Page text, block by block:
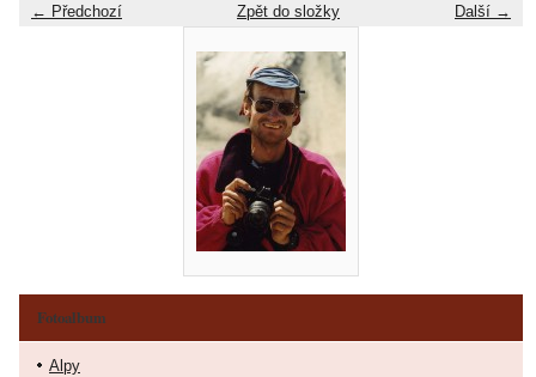
← Předchozí Další →
Zpět do složky
Fotoalbum
Alpy